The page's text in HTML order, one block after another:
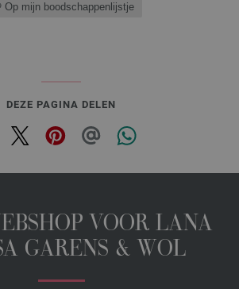
Op mijn boodschappenlijstje
DEZE PAGINA DELEN
VOOR LANA
GARENS & WOL